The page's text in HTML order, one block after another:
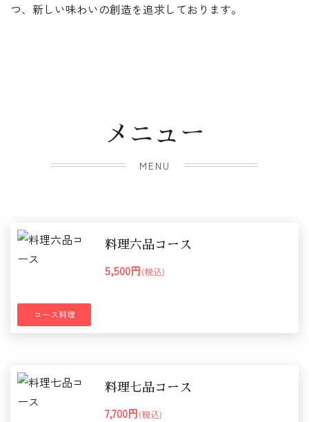
つ、新しい味わいの創造を追求しております。
メニュー
MENU
コース料理
料理六品コース
5,500円(税込)
料理七品コース
7,700円(税込)